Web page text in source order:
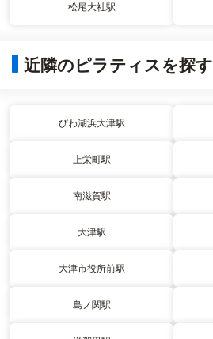
松尾大社駅
近隣のピラティスを探す
びわ湖浜大津駅
上栄町駅
南滋賀駅
大津駅
大津市役所前駅
島ノ関駅